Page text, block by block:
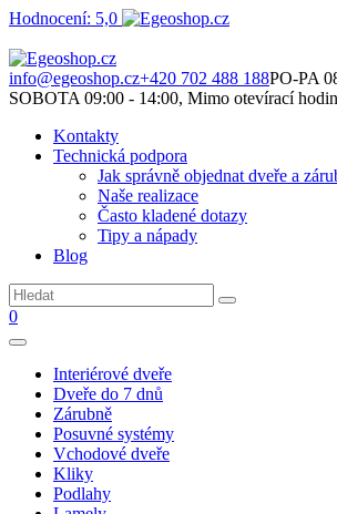
Hodnocení: 5,0
info@egeoshop.cz+420 702 488 188PO-PA
SOBOTA 09:00 - 14:00, Mimo otevírací
Kontakty
Technická podpora
Jak správně objednat dveře a
Naše realizace
Často kladené dotazy
Tipy a nápady
Blog
0
Interiérové dveře
Dveře do 7 dnů
Zárubně
Posuvné systémy
Vchodové dveře
Kliky
Podlahy